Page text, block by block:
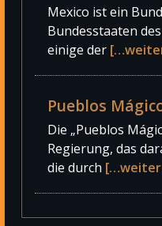
Mexico ist ein
Bundesstaaten
einige der
Pueblos
Die „Pueblos
Regierung, das
die durch